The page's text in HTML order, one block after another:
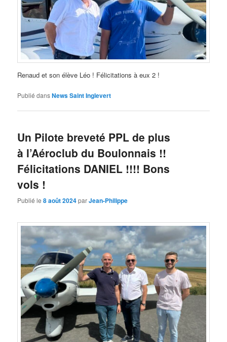
Renaud et son élève Léo ! Félicitations à eux 2 !
Publié dansNews Saint Inglevert
Un Pilote breveté PPL de plus
à l’Aéroclub du Boulonnais !!
Félicitations DANIEL !!!! Bons
vols !
Publié le8 août 2024parJean-Philippe